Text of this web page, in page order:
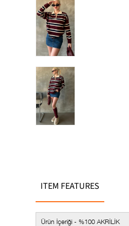
ITEM FEATURES
Ürün İçeriği - %100 AKRİLİK